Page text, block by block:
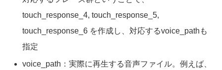
touch_response_4, touch_response_5,
touch_response_6 を作成し、対応するvoice_pathも
指定
voice_path：実際に再生する音声ファイル。例えば、